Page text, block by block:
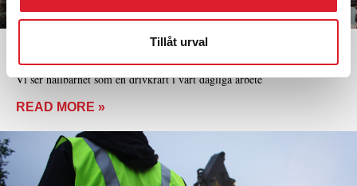
Tillåt urval
Vi ser hållbarhet som en drivkraft i vårt dagliga arbete
READ MORE »